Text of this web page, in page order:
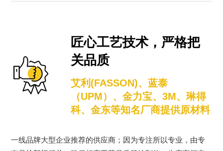
匠心工艺技术，严格把
关品质
艾利(FASSON)、蓝泰
（UPM）、金力宝、3M、琳得
科、金东等知名厂商提供原材料
一线品牌大型企业推荐的供应商；因为专注所以专业，由专